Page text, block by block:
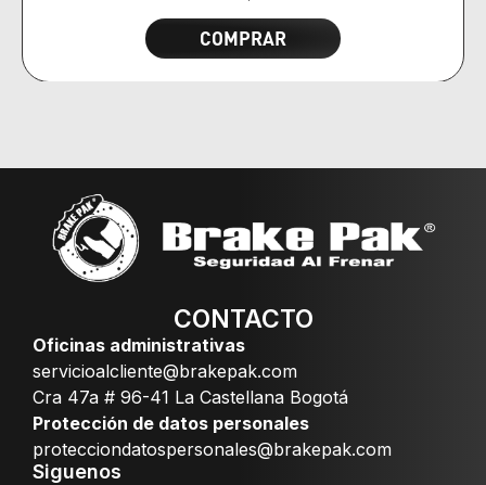
COMPRAR
CONTACTO
Oficinas administrativas
servicioalcliente@brakepak.com
Cra 47a # 96-41 La Castellana Bogotá
Protección de datos personales
protecciondatospersonales@brakepak.com
Siguenos